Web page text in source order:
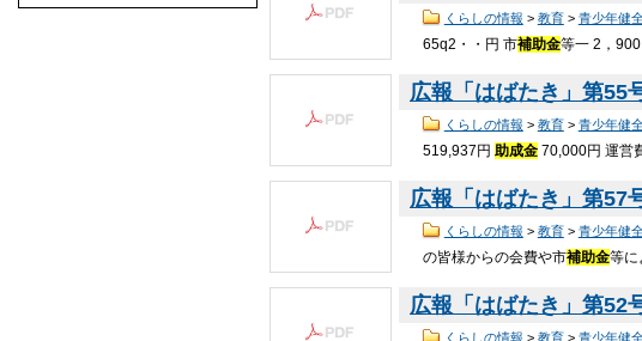
くらしの情報 > 教育> 青少年健
65q2・・円 市補助金等一 2，
広報「はばたき」第55
くらしの情報 > 教育> 青少年健
519,937円 助成金 70,000円 運営
広報「はばたき」第57
くらしの情報 > 教育> 青少年健
の皆様からの会費や市補助金等に
広報「はばたき」第52
くらしの情報 > 教育> 青少年健